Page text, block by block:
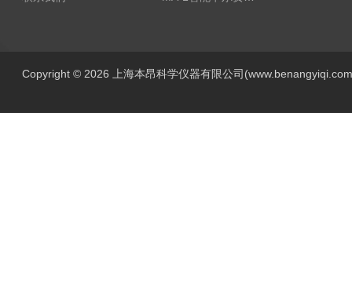
Copyright © 2026 上海本昂科学仪器有限公司